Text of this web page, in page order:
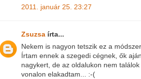
2011. január 25. 23:27
Zsuzsa írta...
Nekem is nagyon tetszik ez a
Írtam ennek a szegedi cégnek, ők
nagykert, de az oldalukon nem
vonalon elakadtam... :-(